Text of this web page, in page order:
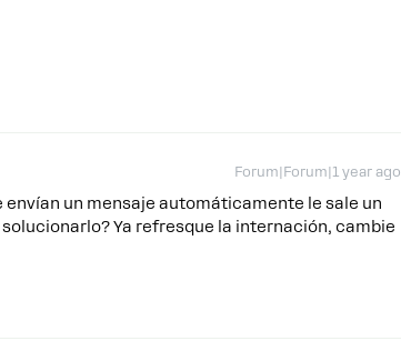
Forum|Forum|1 year ago
envían un mensaje automáticamente le sale un
Ya refresque la internación, cambie